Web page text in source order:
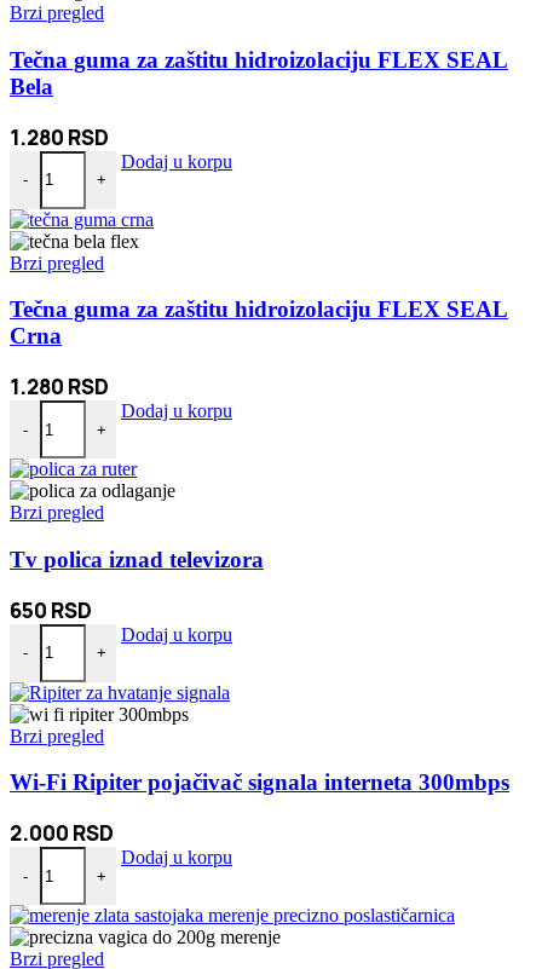
Brzi pregled
Tečna guma za zaštitu hidroizolaciju FLEX SEAL
Bela
1.280 RSD
-
Tečna guma za zaštitu hidroizolaciju FLEX SEAL Bela količina
+
Dodaj u korpu
Brzi pregled
Tečna guma za zaštitu hidroizolaciju FLEX SEAL
Crna
1.280 RSD
-
Tečna guma za zaštitu hidroizolaciju FLEX SEAL Crna količina
+
Dodaj u korpu
Brzi pregled
Tv polica iznad televizora
650 RSD
-
Tv polica iznad televizora količina
+
Dodaj u korpu
Brzi pregled
Wi-Fi Ripiter pojačivač signala interneta 300mbps
2.000 RSD
-
Wi-Fi Ripiter pojačivač signala interneta 300mbps količina
+
Dodaj u korpu
Brzi pregled